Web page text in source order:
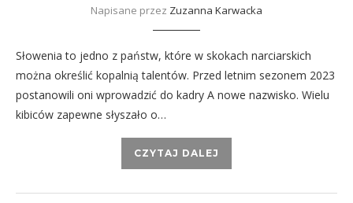
Napisane przez Zuzanna Karwacka
Słowenia to jedno z państw, które w skokach narciarskich
można określić kopalnią talentów. Przed letnim sezonem 2023
postanowili oni wprowadzić do kadry A nowe nazwisko. Wielu
kibiców zapewne słyszało o…
CZYTAJ DALEJ